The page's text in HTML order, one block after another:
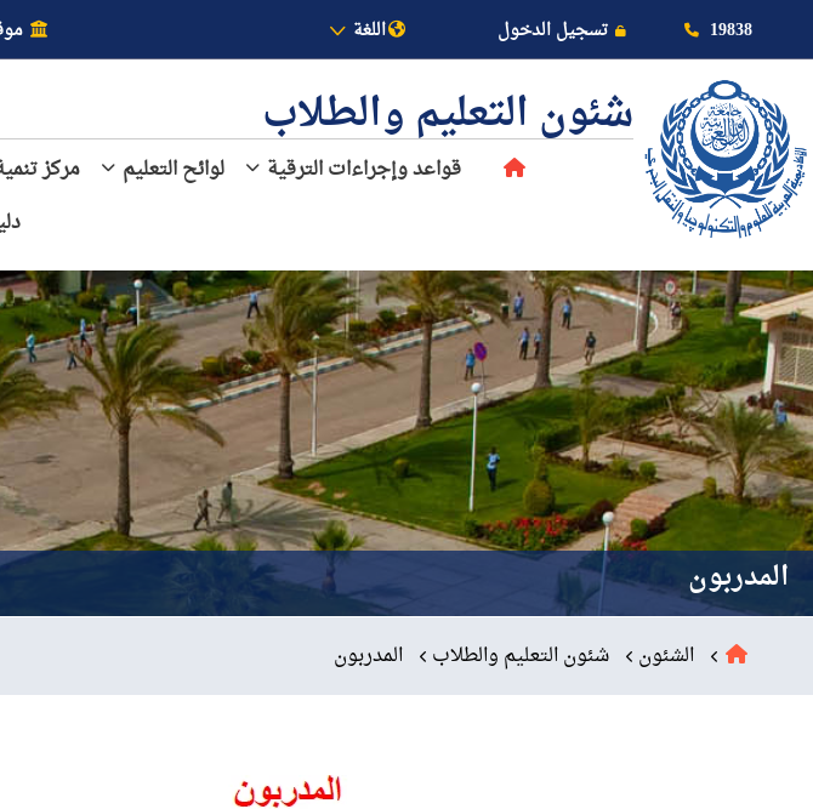
19838 تسجيل الدخول اللغة
عن الأكاديمية
النقل البحري
القبول والتسجيل
الدراسات الأكاديمية
طلبة الأكاديمية
البحث العلمي
التدريب والخدمة المجتمعية
الإستشارات
شئون التعليم والطلاب
قواعد وإجراءات الترقية لوائح التعليم مركز
المدربون
الشئون شئون التعليم والطلاب المدربون